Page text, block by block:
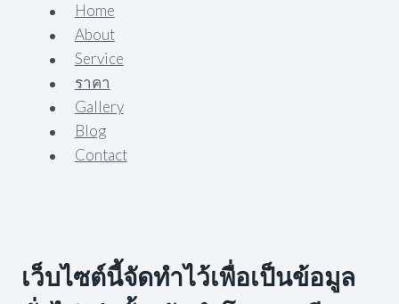
Home
About
Service
ราคา
Gallery
Blog
Contact
เว็บไซต์นี้จัดทำไว้เพื่อเป็นข้อมูล